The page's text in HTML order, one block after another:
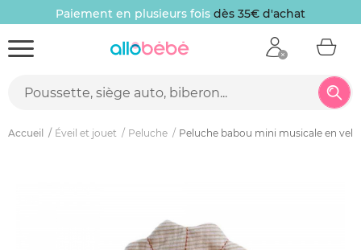
Paiement en plusieurs fois dès 35€ d'achat
Accueil Éveil et jouet Peluche Peluche babou mini musicale en